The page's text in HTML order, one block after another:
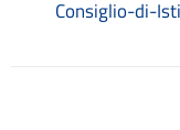
Materiale didattico
Consiglio-di-